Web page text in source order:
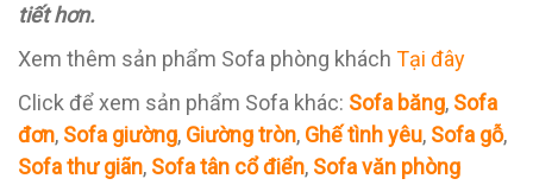
tiết hơn.
Xem thêm sản phẩm Sofa phòng khách Tại đây
Click để xem sản phẩm Sofa khác: Sofa băng, Sofa
đơn, Sofa giường, Giường tròn, Ghế tình yêu, Sofa gỗ,
Sofa thư giãn, Sofa tân cổ điển, Sofa văn phòng